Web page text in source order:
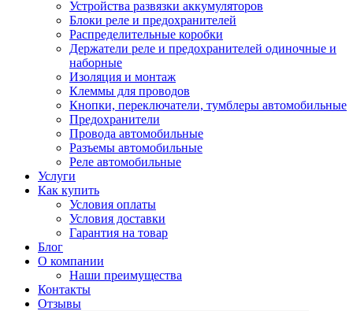
Устройства развязки аккумуляторов
Блоки реле и предохранителей
Распределительные коробки
Держатели реле и предохранителей одиночные и
наборные
Изоляция и монтаж
Клеммы для проводов
Кнопки, переключатели, тумблеры автомобильные
Предохранители
Провода автомобильные
Разъемы автомобильные
Реле автомобильные
Услуги
Как купить
Условия оплаты
Условия доставки
Гарантия на товар
Блог
О компании
Наши преимущества
Контакты
Отзывы